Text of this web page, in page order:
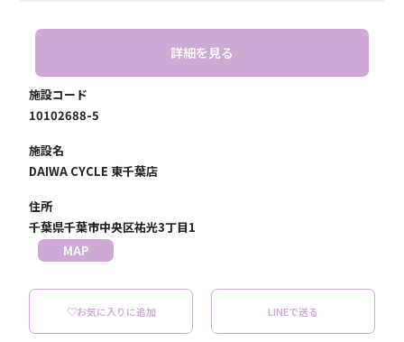
詳細を見る
施設コード
10102688-5
施設名
DAIWA CYCLE 東千葉店
住所
千葉県千葉市中央区祐光3丁目1
MAP
♡お気に入りに追加 LINEで送る